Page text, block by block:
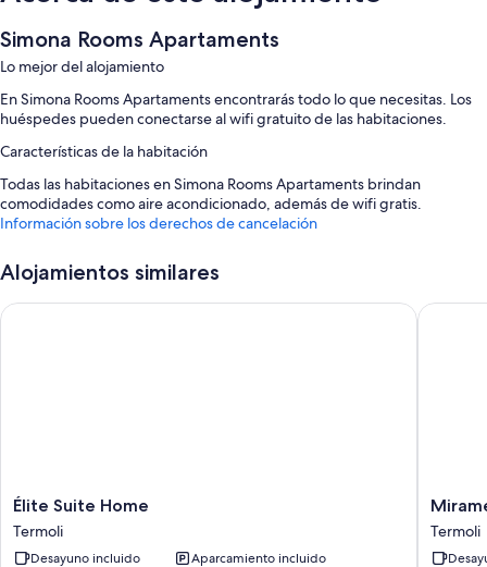
Simona Rooms Apartaments
Lo mejor del alojamiento
En Simona Rooms Apartaments encontrarás todo lo que necesitas. Los
huéspedes pueden conectarse al wifi gratuito de las habitaciones.
Características de la habitación
Todas las habitaciones en Simona Rooms Apartaments brindan
comodidades como aire acondicionado, además de wifi gratis.
Baños con duchas y artículos de higiene personal gratuitos
Información sobre los derechos de cancelación
Alojamientos similares
Élite
Suite
Home
Termoli
Élite Suite Home
Termoli
Desayuno incluido
Aparcamiento incluido
Élite Suite Home
Rooms
Termoli
Termoli